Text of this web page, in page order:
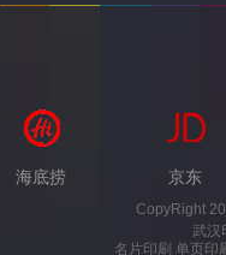
海底捞 京东
CopyRight
武汉
名片印刷 单页印